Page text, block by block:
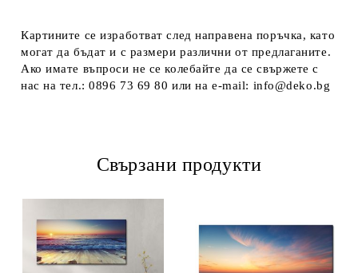
Картините се изработват след направена поръчка, като
могат да бъдат и с размери различни от предлаганите.
Ако имате въпроси не се колебайте да се свържете с
нас на тел.: 0896 73 69 80 или на e-mail: info@deko.bg
Свързани продукти